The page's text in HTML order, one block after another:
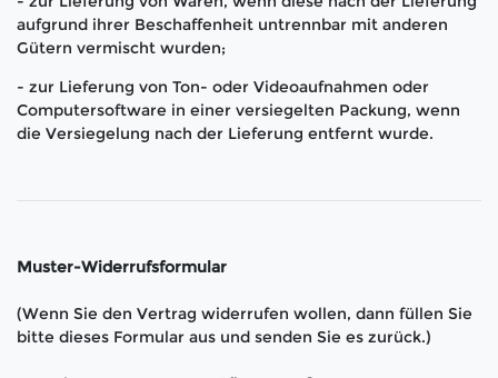
aufgrund ihrer Beschaffenheit untrennbar mit anderen
Gütern vermischt wurden;
- zur Lieferung von Ton- oder Videoaufnahmen oder
Computersoftware in einer versiegelten Packung, wenn
die Versiegelung nach der Lieferung entfernt wurde.
Muster-Widerrufsformular
(Wenn Sie den Vertrag widerrufen wollen, dann füllen Sie
bitte dieses Formular aus und senden Sie es zurück.)